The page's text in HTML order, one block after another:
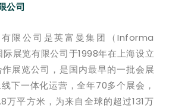
公司
限公司是英富曼集团（Informa
际展览有限公司于1998年在上海设立
展览公司，是国内最早的一批会展
下一体化运营，全年70多个展会，
万平方米，为来自全球的超过131万